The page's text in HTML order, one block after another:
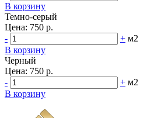
В корзину
Темно-серый
Цена: 750 р.
-
+ м2
В корзину
Черный
Цена: 750 р.
-
+ м2
В корзину